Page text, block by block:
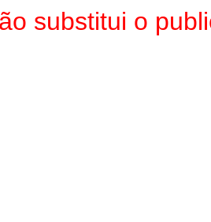
substitui o